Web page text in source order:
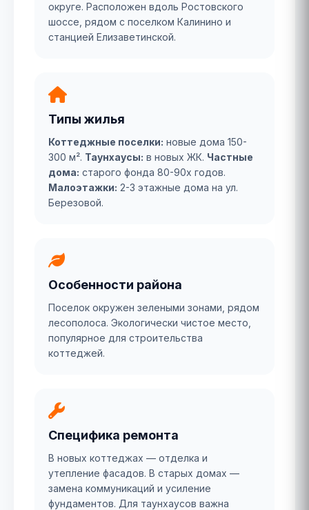
округе. Расположен вдоль Ростовского
шоссе, рядом с поселком Калинино и
станцией Елизаветинской.
Типы жилья
Коттеджные поселки: новые дома 150-
300 м². Таунхаусы: в новых ЖК. Частные
дома: старого фонда 80-90х годов.
Малоэтажки: 2-3 этажные дома на ул.
Березовой.
Особенности района
Поселок окружен зелеными зонами, рядом
лесополоса. Экологически чистое место,
популярное для строительства
коттеджей.
Специфика ремонта
В новых коттеджах — отделка и
утепление фасадов. В старых домах —
замена коммуникаций и усиление
фундаментов. Для таунхаусов важна